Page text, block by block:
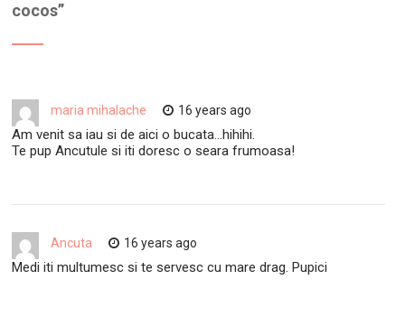
cocos”
maria mihalache 16 years ago
Am venit sa iau si de aici o bucata…hihihi.
Te pup Ancutule si iti doresc o seara frumoasa!
Ancuta 16 years ago
Medi iti multumesc si te servesc cu mare drag. Pupici